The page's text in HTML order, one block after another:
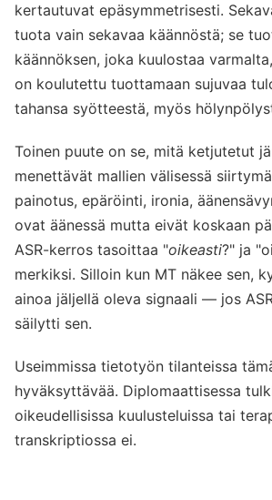
kertautuvat epäsymmetrisesti.
tuota vain sekavaa käännöstä; se
käännöksen, joka kuulostaa
on koulutettu tuottamaan sujuvaa
tahansa syötteestä, myös
Toinen puute on se, mitä ketjutetut
menettävät mallien välisessä
painotus, epäröinti, ironia,
ovat äänessä mutta eivät koskaan
ASR-kerros tasoittaa "oikeasti?" ja
merkiksi. Silloin kun MT näkee sen,
ainoa jäljellä oleva signaali — jos
säilytti sen.
Useimmissa tietotyön tilanteissa
hyväksyttävää. Diplomaattisessa
oikeudellisissa kuulusteluissa tai
transkriptiossa ei.